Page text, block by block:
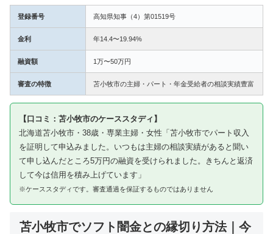
登録番号 高知県知事（4）第01519号
金利 年14.4〜19.94%
融資額 1万〜50万円
審査の特徴 苫小牧市の主婦・パート・年金受給者の相談実績豊富
【口コミ：苫小牧市のケーススタディ】
北海道苫小牧市・38歳・専業主婦・女性「苫小牧市でパート収入
を証明して申込みました。いつもは主婦の相談実績があると聞い
て申し込んだところ5万円の融資を受けられました。きちんと返済
して今は信用を積み上げています」
※ケーススタディです。審査通過を保証するものではありません
苫小牧市でソフト闇金との縁切り方法｜今